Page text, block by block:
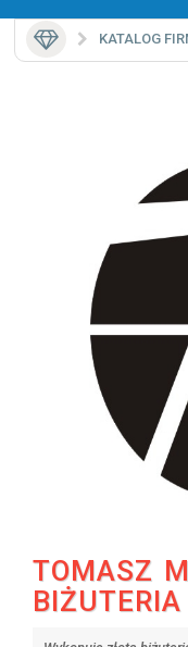
KATALOG
TOMASZ
BIŻUTERIA